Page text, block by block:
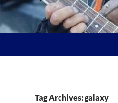
Tag Archives: galaxy